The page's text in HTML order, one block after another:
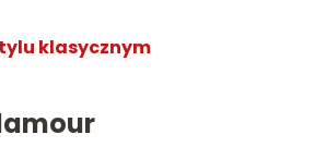
klasycznym